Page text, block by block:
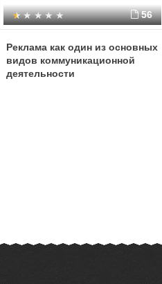
56
Реклама как один из основных
видов коммуникационной
деятельности